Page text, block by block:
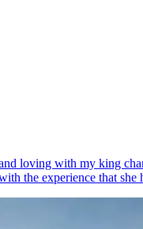
loving with my king
the experience that she